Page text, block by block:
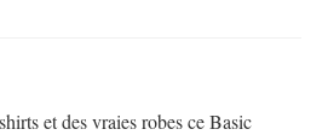
et des vraies robes ce Basic